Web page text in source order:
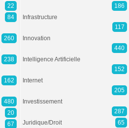
22
84
260
238
162
480
20
67
186
Infrastructure
117
Innovation
440
Intelligence Artificielle
152
Internet
205
Investissement
287
Juridique/Droit
65